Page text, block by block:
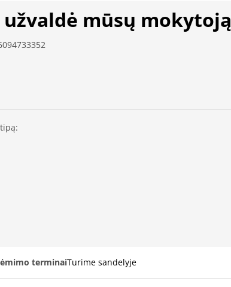
mūsų mokytoją
terminaiTurime sandelyje